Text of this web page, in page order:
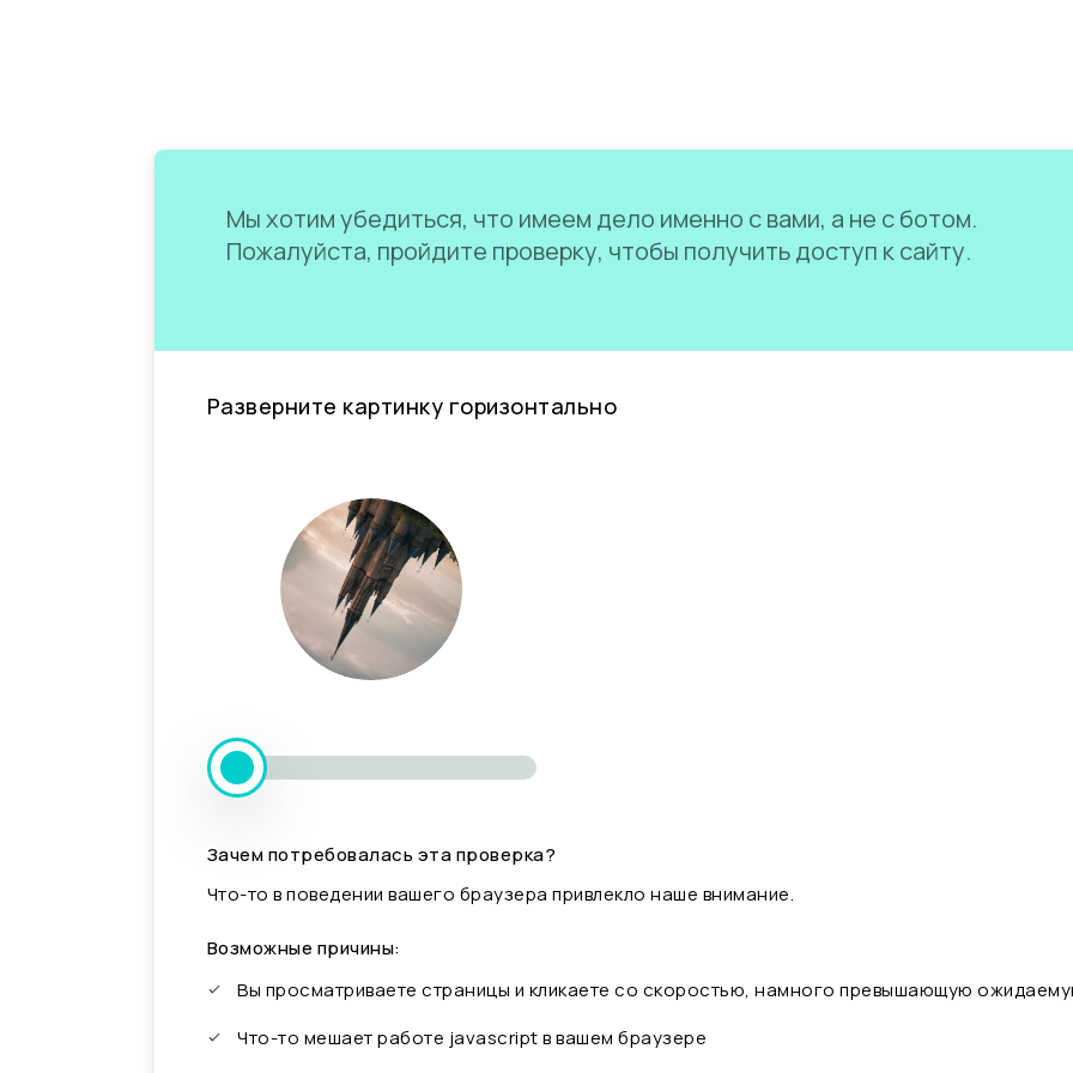
Мы хотим убедиться, что имеем дело именно с вами, а не с ботом.
Пожалуйста, пройдите проверку, чтобы получить доступ к сайту.
Разверните картинку горизонтально
Зачем потребовалась эта проверка?
Что-то в поведении вашего браузера привлекло наше внимание.
Возможные причины:
Вы просматриваете страницы и кликаете со скоростью, намного превышающую
Что-то мешает работе javascript в вашем браузере